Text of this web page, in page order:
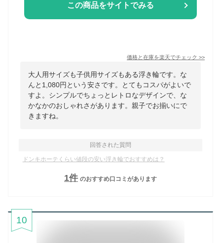
この商品をサイトでみる
価格と在庫を楽天でチェック >>
大人用サイズも子供用サイズもある浮き輪です。な
んと1,080円という安さです。とてもコスパがよいで
すよ。シンプルでちょっとレトロなデザインで、な
かなかのおしゃれさがあります。親子でお揃いにで
きますね。
回答された質問
ドンキホーテくらい値段の安い浮き輪でおすすめは？
1件 のおすすめ口コミがあります
10